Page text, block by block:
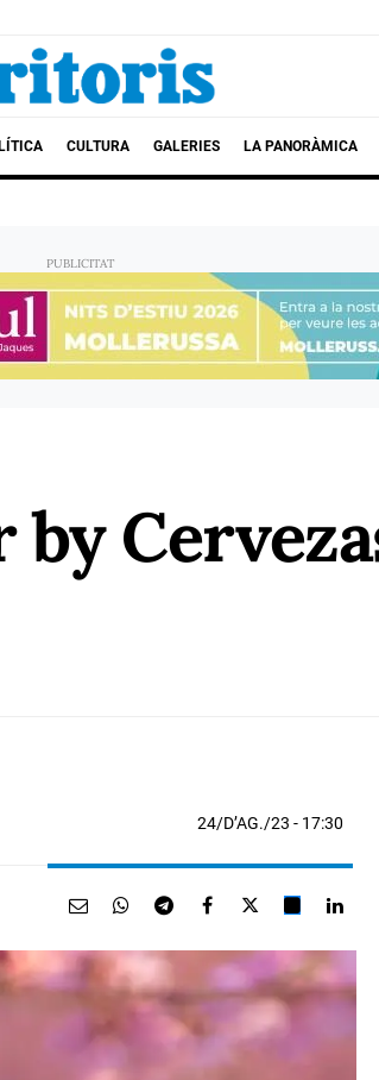
CULTURA GALERIES LA PANORÀMICA
24/D’AG./23 - 17:30